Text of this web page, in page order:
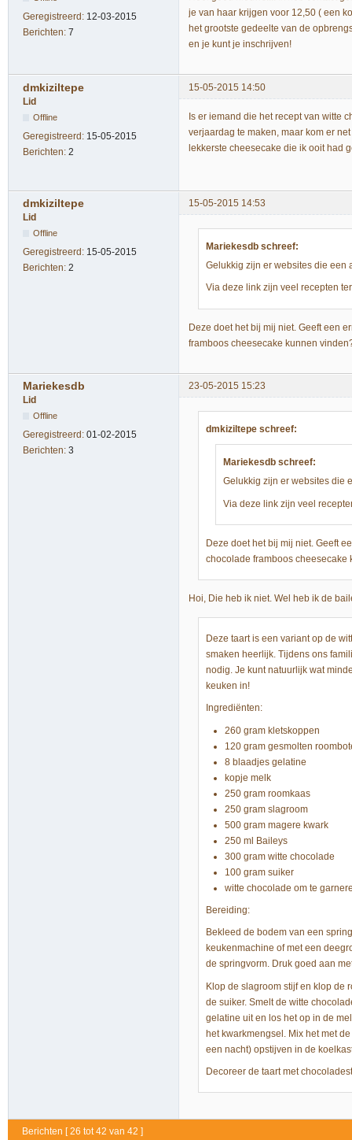
Geregistreerd: 12-03-2015
Berichten: 7
je van haar krijgen voor 12,50 ( een
het grootste gedeelte van de
en je kunt je inschrijven!
dmkiziltepe
15-05-2015 14:50
Lid
Offline
Geregistreerd: 15-05-2015
Berichten: 2
Is er iemand die het recept van witte
verjaardag te maken, maar kom er
lekkerste cheesecake die ik ooit had
dmkiziltepe
15-05-2015 14:53
Lid
Offline
Geregistreerd: 15-05-2015
Berichten: 2
Mariekesdb schreef:
Gelukkig zijn er websites die een
Via deze link zijn veel recepten
Deze doet het bij mij niet. Geeft een
framboos cheesecake kunnen
Mariekesdb
23-05-2015 15:23
Lid
Offline
Geregistreerd: 01-02-2015
Berichten: 3
dmkiziltepe schreef:
Mariekesdb schreef:
Gelukkig zijn er websites die
Via deze link zijn veel
Deze doet het bij mij niet. Geeft
chocolade framboos
Hoi, Die heb ik niet. Wel heb ik de
Deze taart is een variant op de
smaken heerlijk. Tijdens ons
nodig. Je kunt natuurlijk wat
keuken in!
Ingrediënten:
260 gram kletskoppen
120 gram gesmolten
8 blaadjes gelatine
kopje melk
250 gram roomkaas
250 gram slagroom
500 gram magere kwark
250 ml Baileys
300 gram witte chocolade
100 gram suiker
witte chocolade om te
Bereiding:
Bekleed de bodem van een
keukenmachine of met een
de springvorm. Druk goed aan
Klop de slagroom stijf en klop de
de suiker. Smelt de witte
gelatine uit en los het op in de
het kwarkmengsel. Mix het met
een nacht) opstijven in de
Decoreer de taart met
Berichten [ 26 tot 42 van 42 ]